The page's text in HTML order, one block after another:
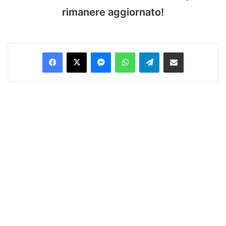
rimanere aggiornato!
Facebook
X MessengerWhatsAppTelegramCondividi via Email